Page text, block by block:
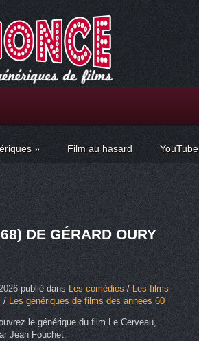
» Film au hasard YouTube
DE GÉRARD OURY
publié dans Les comédies/Les films
/ Les génériques de films des années 60
le générique du film Le Cerveau,
Jean Fouchet.